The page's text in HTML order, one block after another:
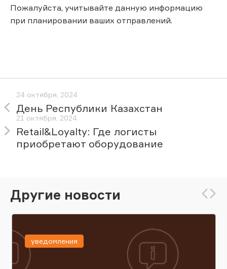
Пожалуйста, учитывайте данную информацию
при планировании ваших отправлений.
24 октября, 2024
День Республики Казахстан
21 октября, 2024
Retail&Loyalty: Где логисты
приобретают оборудование
Другие новости
уведомления